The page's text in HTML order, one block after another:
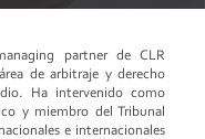
partner de CLR
de arbitraje y derecho
Ha intervenido como
y miembro del Tribunal
e internacionales